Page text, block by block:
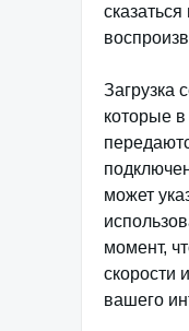
Загрузка
которые
может
момент,
скорости
вашего